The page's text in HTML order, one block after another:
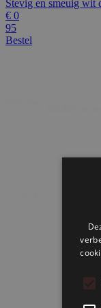
Stevig en smeuig wit
€ 0
95
Bestel